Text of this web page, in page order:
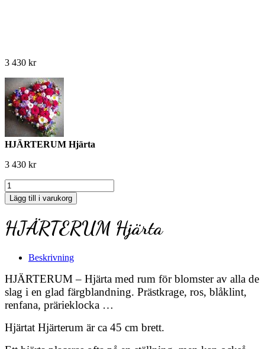
3 430 kr
HJÄRTERUM Hjärta
3 430 kr
HJÄRTERUM
Hjärta
mängd
Lägg till i varukorg
HJÄRTERUM Hjärta
Beskrivning
HJÄRTERUM – Hjärta med rum för blomster av alla de
slag i en glad färgblandning. Prästkrage, ros, blåklint,
renfana, prärieklocka …
Hjärtat Hjärterum är ca 45 cm brett.